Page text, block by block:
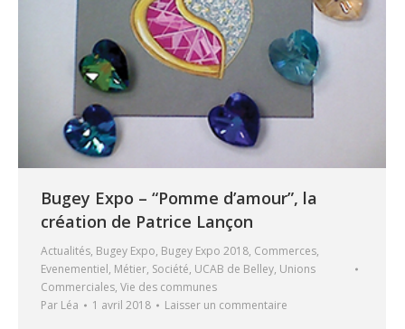
Bugey Expo – “Pomme d’amour”, la
création de Patrice Lançon
Actualités, Bugey Expo, Bugey Expo 2018, Commerces,
Evenementiel, Métier, Société, UCAB de Belley, Unions
Commerciales, Vie des communes
Par Léa 1 avril 2018 Laisser un commentaire